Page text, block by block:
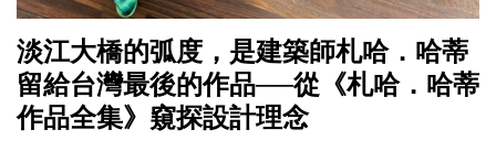
淡江大橋的弧度，是建築師札哈．哈蒂
留給台灣最後的作品──從《札哈．哈蒂
作品全集》窺探設計理念